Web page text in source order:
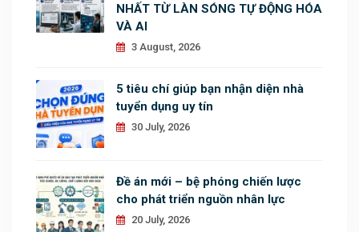
NHẤT TỪ LÀN SÓNG TỰ ĐỘNG HÓA
VÀ AI
3 August, 2026
5 tiêu chí giúp bạn nhận diện nhà
tuyển dụng uy tín
30 July, 2026
Đề án mới – bệ phóng chiến lược
cho phát triển nguồn nhân lực
20 July, 2026